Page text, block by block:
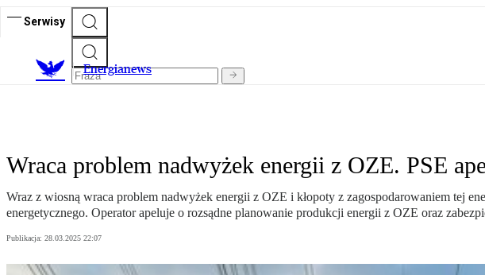
Serwisy
Energianews
Wraca problem nadwyżek energii z OZE. PSE
Wraz z wiosną wraca problem nadwyżek energii z OZE i kłopoty z zagospodarowaniem tej
energetycznego. Operator apeluje o rozsądne planowanie produkcji energii z OZE oraz
Publikacja: 28.03.2025 22:07